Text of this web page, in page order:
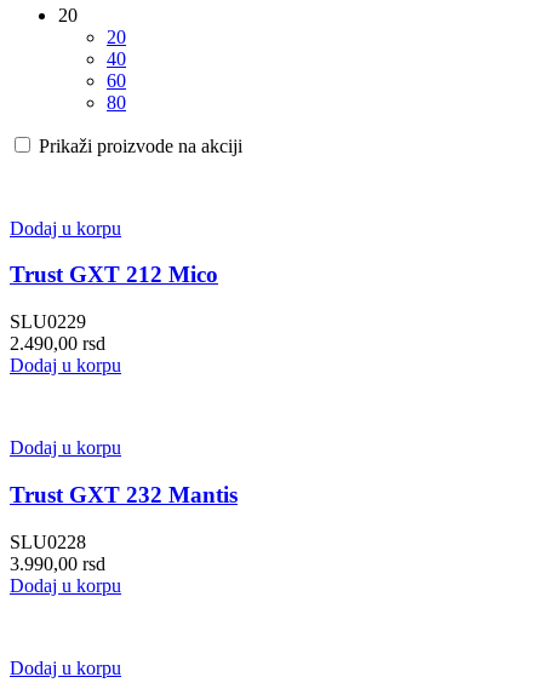
20
20
40
60
80
Prikaži proizvode na akciji
Dodaj u korpu
Trust GXT 212 Mico
SLU0229
2.490,00 rsd
Dodaj u korpu
Dodaj u korpu
Trust GXT 232 Mantis
SLU0228
3.990,00 rsd
Dodaj u korpu
Dodaj u korpu